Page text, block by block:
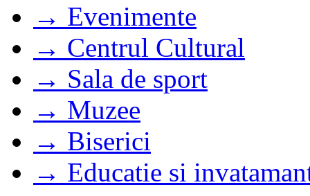
→ Evenimente
→ Centrul Cultural
→ Sala de sport
→ Muzee
→ Biserici
→ Educatie si